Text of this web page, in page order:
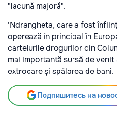
"lacună majoră".
'Ndrangheta, care a fost
operează în principal în
cartelurile drogurilor din
mai importantă sursă de
extrocare şi spălarea de bani.
Подпишитесь на